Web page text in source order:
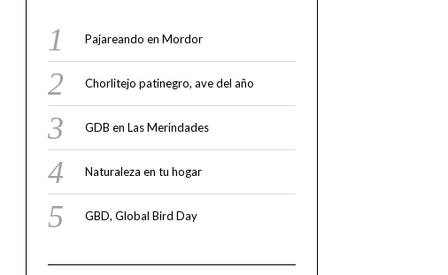
Pajareando en Mordor
Chorlitejo patinegro, ave del año
GDB en Las Merindades
Naturaleza en tu hogar
GBD, Global Bird Day